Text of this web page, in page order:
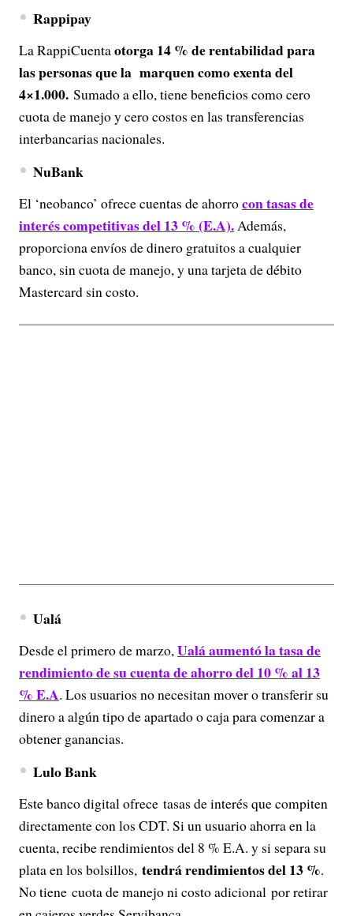
Rappipay
La RappiCuentaotorga 14 % de rentabilidad para
las personas que la marquen como exenta del
4×1.000. Sumado a ello, tiene beneficios como cero
cuota de manejo y cero costos en las transferencias
interbancarias nacionales.
NuBank
El ‘neobanco’ ofrece cuentas de ahorrocon tasas de
interés competitivas del 13 % (E.A).Además,
proporciona envíos de dinero gratuitos a cualquier
banco, sin cuota de manejo, y una tarjeta de débito
Mastercard sin costo.
Ualá
Desde el primero de marzo,Ualá aumentó la tasa de
rendimiento de su cuenta de ahorro del 10 % al 13
% E.A. Los usuarios no necesitan mover o transferir su
dinero a algún tipo de apartado o caja para comenzar a
obtener ganancias.
Lulo Bank
Este banco digital ofrece tasas de interés que compiten
directamente con los CDT. Si un usuario ahorra en la
cuenta, recibe rendimientos del 8 % E.A. y si separa su
plata en los bolsillos, tendrá rendimientos del 13 %.
No tiene cuota de manejo ni costo adicional por retirar